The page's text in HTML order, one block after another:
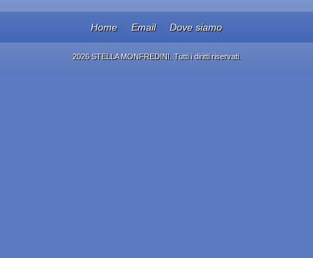
Home Email Dove siamo
2026 STELLA MONFREDINI. Tutti i diritti riservati.